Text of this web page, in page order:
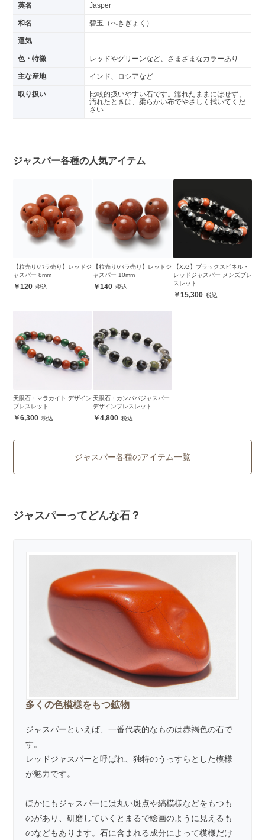
英名 Jasper
和名 碧玉（へきぎょく）
運気
色・特徴 レッドやグリーンなど、さまざまなカラーあり
主な産地 インド、ロシアなど
取り扱い
比較的扱いやすい石です。濡れたままにはせず、
汚れたときは、柔らかい布でやさしく拭いてくだ
さい
ジャスパー各種の人気アイテム
【粒売り/バラ売り】レッドジ
ャスパー 8mm
120
【粒売り/バラ売り】レッドジ
ャスパー 10mm
140
【X.G】ブラックスピネル・
レッドジャスパー メンズブレ
スレット
15,300
天眼石・マラカイト デザイン
ブレスレット
6,300
天眼石・カンババジャスパー
デザインブレスレット
4,800
ジャスパー各種のアイテム一覧
ジャスパーってどんな石？
多くの色模様をもつ鉱物
ジャスパーといえば、一番代表的なものは赤褐色の石で
す。
レッドジャスパーと呼ばれ、独特のうっすらとした模様
が魅力です。
ほかにもジャスパーには丸い斑点や縞模様などをもつも
のがあり、研磨していくとまるで絵画のように見えるも
のなどもあります。石に含まれる成分によって模様だけ